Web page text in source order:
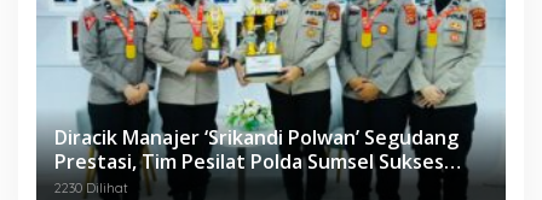
Diracik Manajer ‘Srikandi Polwan’ Segudang
Prestasi, Tim Pesilat Polda Sumsel Sukses
Diajang Kejurnas Menpora Cup II 2024
2230 Dilihat